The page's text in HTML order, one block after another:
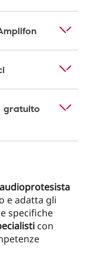
gratuito
audioprotesista
e adatta gli
specifiche
con